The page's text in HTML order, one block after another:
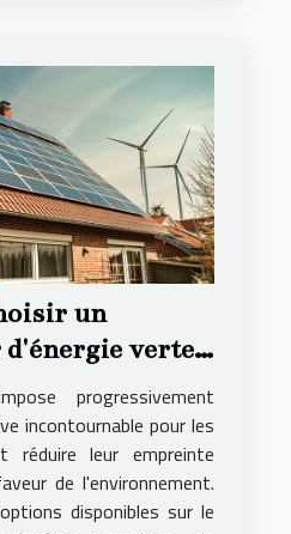
un
verte
progressivement
incontournable pour les
réduire leur empreinte
de l'environnement.
disponibles sur le